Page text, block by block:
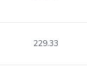
229.33